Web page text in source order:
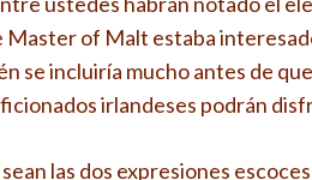
Master of Malt estaba
se incluiría mucho antes de
irlandeses podrán
las dos expresiones